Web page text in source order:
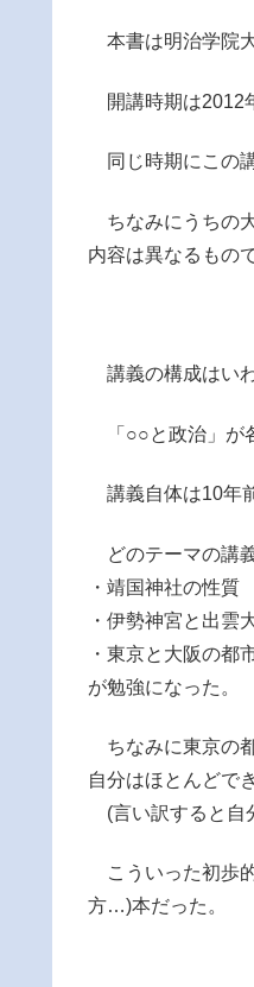
本書は明治学院
開講時期は2012
同じ時期にこの
ちなみにうちの
内容は異なるもの
講義の構成はい
「○○と政治」が
講義自体は10年
どのテーマの講
・靖国神社の性質
・伊勢神宮と出雲
・東京と大阪の都
が勉強になった。
ちなみに東京の
自分はほとんどで
(言い訳すると自
こういった初歩
方…)本だった。